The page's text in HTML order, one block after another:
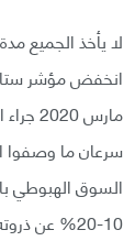
لا يأخذ الجميع
سرعان ما
السوق الهبوطي
10-20% عن ذروته الأخيرة.